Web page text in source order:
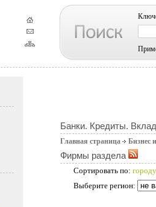
Банки. Кредиты.
Главная страница Бизнес
Фирмы раздела
Сортировать по: городу
Выберите регион: